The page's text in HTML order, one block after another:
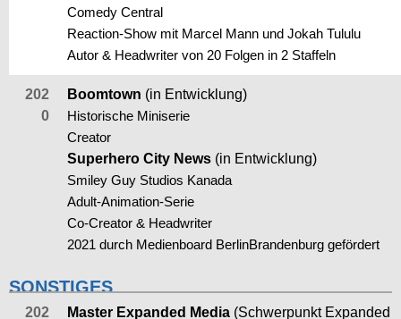
Comedy Central
Reaction-Show mit Marcel Mann und Jokah Tululu
Autor & Headwriter von 20 Folgen in 2 Staffeln
202
0
Boomtown (in Entwicklung)
Historische Miniserie
Creator
Superhero City News (in Entwicklung)
Smiley Guy Studios Kanada
Adult-Animation-Serie
Co-Creator & Headwriter
2021 durch Medienboard BerlinBrandenburg gefördert
SONSTIGES
202
Master Expanded Media (Schwerpunkt Expanded